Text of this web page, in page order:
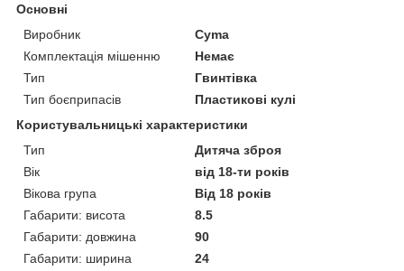
Основні
Виробник
Cyma
Комплектація мішенню
Немає
Тип
Гвинтівка
Тип боєприпасів
Пластикові кулі
Користувальницькі характеристики
Тип
Дитяча зброя
Вік
від 18-ти років
Вікова група
Від 18 років
Габарити: висота
8.5
Габарити: довжина
90
Габарити: ширина
24